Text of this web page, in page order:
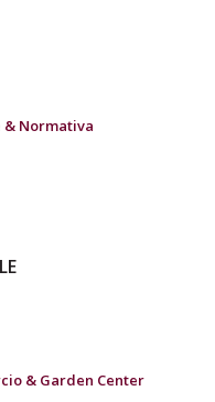
& Normativa
& Garden Center